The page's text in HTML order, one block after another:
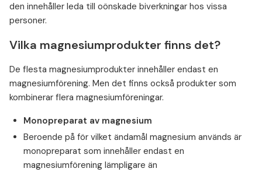
den innehåller leda till oönskade biverkningar hos vissa
personer.
Vilka magnesiumprodukter finns det?
De flesta magnesiumprodukter innehåller endast en
magnesiumförening. Men det finns också produkter som
kombinerar flera magnesiumföreningar.
Monopreparat av magnesium
Beroende på för vilket ändamål magnesium används är
monopreparat som innehåller endast en
magnesiumförening lämpligare än